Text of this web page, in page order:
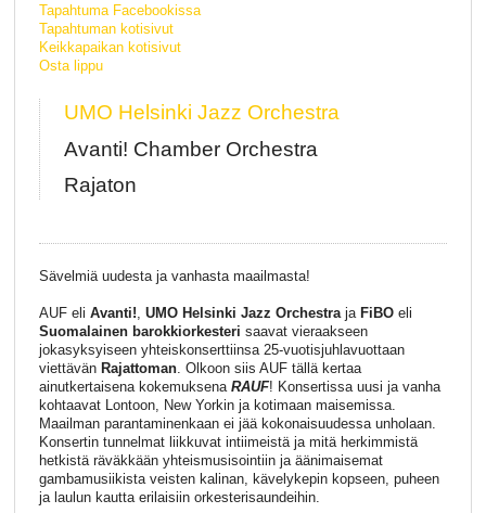
Tapahtuma Facebookissa
Tapahtuman kotisivut
Keikkapaikan kotisivut
Osta lippu
UMO Helsinki Jazz Orchestra
Avanti! Chamber Orchestra
Rajaton
Sävelmiä uudesta ja vanhasta maailmasta!
AUF eli Avanti! UMO Helsinki Jazz Orchestraja FiBOeli
Suomalainen barokkiorkesteri saavat vieraakseen
jokasyksyiseen yhteiskonserttiinsa 25-vuotisjuhlavuottaan
viettävänRajattoman. Olkoon siis AUF tällä kertaa
ainutkertaisena kokemuksena RAUF! Konsertissa uusi ja vanha
kohtaavat Lontoon, New Yorkin ja kotimaan maisemissa.
Maailman parantaminenkaan ei jää kokonaisuudessa unholaan.
Konsertin tunnelmat liikkuvat intiimeistä ja mitä herkimmistä
hetkistä räväkkään yhteismusisointiin ja äänimaisemat
gambamusiikista veisten kalinan, kävelykepin kopseen, puheen
ja laulun kautta erilaisiin orkesterisaundeihin.